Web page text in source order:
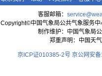
客服邮箱：
Copyright©中国气象局公共气象服务
制作维护：中国气象局
郑重声明：中国天
京ICP证010385-2号 京公网安